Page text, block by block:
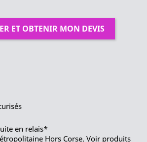
ET OBTENIR MON DEVIS
en relais*
Hors Corse. Voir produits